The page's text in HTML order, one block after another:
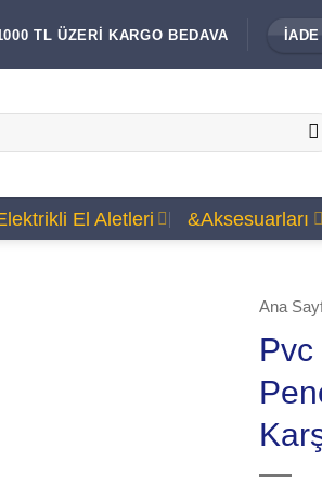
TL ÜZERİ KARGO BEDAVA
El Aletleri &Aksesuarları
Ana
Pvc